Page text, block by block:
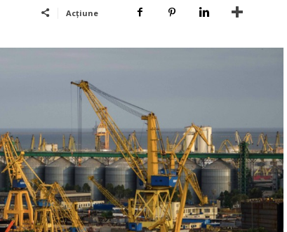
Acțiune